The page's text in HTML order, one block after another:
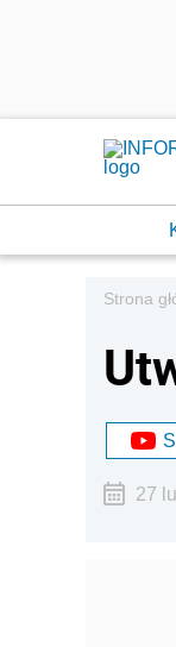
Strona
27